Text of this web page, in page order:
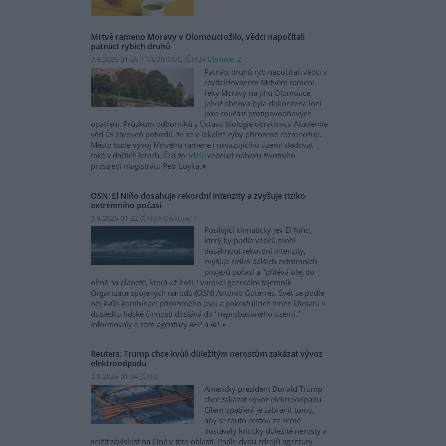
Mrtvé rameno Moravy v Olomouci ožilo, vědci napočítali
patnáct rybích druhů
3.8.2026 01:56 | OLOMOUC (ČTK) Diskuse: 2
Patnáct druhů ryb napočítali vědci v
revitalizovaném Mrtvém rameni
řeky Moravy na jihu Olomouce,
jehož obnova byla dokončena loni
jako součást protipovodňových
opatření. Průzkum odborníků z Ústavu biologie obratlovců Akademie
věd ČR zároveň potvrdil, že se v lokalitě ryby přirozeně rozmnožují.
Město bude vývoj Mrtvého ramene i navazujícího území sledovat
také v dalších letech. ČTK to sdělil vedoucí odboru životního
prostředí magistrátu Petr Loyka.
OSN: El Niňo dosahuje rekordní intenzity a zvyšuje riziko
extrémního počasí
3.8.2026 01:22 (ČTK) Diskuse: 1
Posilující klimatický jev El Niňo,
který by podle vědců mohl
dosáhnout rekordní intenzity,
zvyšuje riziko dalších extrémních
projevů počasí a "přilévá olej do
ohně na planetě, která už hoří," varoval generální tajemník
Organizace spojených národů (OSN) António Guterres. Svět se podle
něj kvůli kombinaci přirozeného jevu a pokračujících změn klimatu v
důsledku lidské činnosti dostává do "neprobádaného území."
Informovaly o tom agentury AFP a AP.
Reuters: Trump chce kvůli důležitým nerostům zakázat vývoz
elektroodpadu
3.8.2026 01:04 (ČTK)
Americký prezident Donald Trump
chce zakázat vývoz elektroodpadu.
Cílem opatření je zabránit tomu,
aby se touto cestou ze země
dostávaly kriticky důležité nerosty a
snížit závislost na Číně v této oblasti. Podle dvou zdrojů agentury